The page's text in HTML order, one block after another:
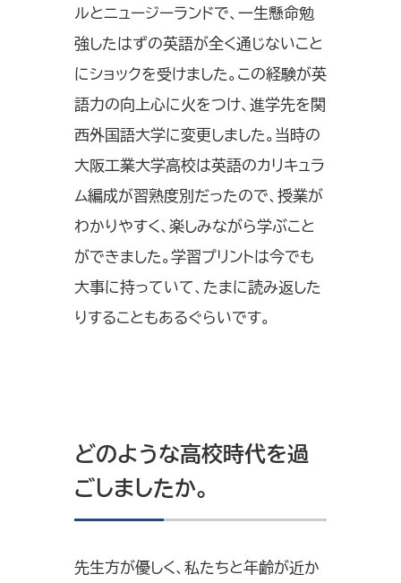
ルとニュージーランドで、一生懸命勉
強したはずの英語が全く通じないこと
にショックを受けました。この経験が英
語力の向上心に火をつけ、進学先を関
西外国語大学に変更しました。当時の
大阪工業大学高校は英語のカリキュラ
ム編成が習熟度別だったので、授業が
わかりやすく、楽しみながら学ぶこと
ができました。学習プリントは今でも
大事に持っていて、たまに読み返した
りすることもあるぐらいです。
どのような高校時代を過
ごしましたか。
先生方が優しく、私たちと年齢が近か